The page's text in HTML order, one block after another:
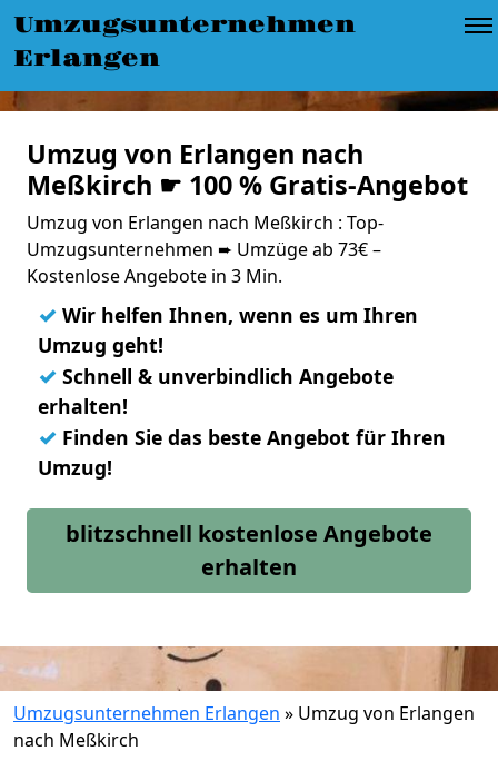
Umzugsunternehmen
Erlangen
Umzug von Erlangen nach
Meßkirch ☛ 100 % Gratis-Angebot
Umzug von Erlangen nach Meßkirch : Top-
Umzugsunternehmen ➨ Umzüge ab 73€ –
Kostenlose Angebote in 3 Min.
✓ Wir helfen Ihnen, wenn es um Ihren
Umzug geht!
✓ Schnell & unverbindlich Angebote
erhalten!
✓ Finden Sie das beste Angebot für Ihren
Umzug!
blitzschnell kostenlose Angebote
erhalten
Umzugsunternehmen Erlangen » Umzug von Erlangen
nach Meßkirch